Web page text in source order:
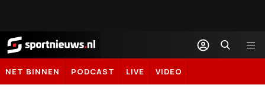
Sportnieuws.nl
NET BINNEN PODCAST LIVE VIDEO